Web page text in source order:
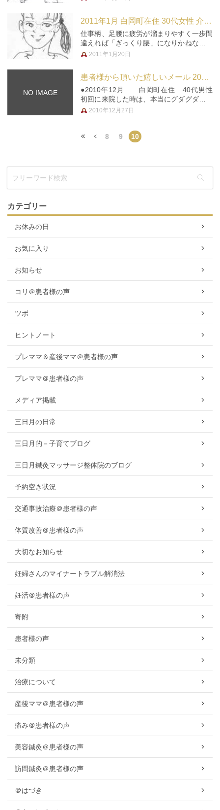
で体がおかしくなり、体は「ガチ…
2011年1月 白岡町在住 30代女性 介護福祉士
仕事柄、足腰に疲労が溜まりやすく一歩間
違えれば「ぎっくり腰」になりかねない状
況下、こちらにお世話になってからは、早
れて３，４ヶ月経ったころだった…
2011年1月20日
NO IMAGE
患者様から頂いた嬉しいメール 2010年
●2010年12月 白岡町在住 40代男性
初回に来院した時は、本当にグダグダだっ
たのですが、一回目の施術で粗本調子に回
身をみて貰ったのがよか…
2010年12月27日
« 先頭
8 9 10
カテゴリー
お休みの日
お気に入り
お知らせ
コリ＠患者様の声
ツボ
ヒントノート
プレママ＆産後ママ＠患者様の声
プレママ＠患者様の声
メディア掲載
三日月の日常
三日月的－子育てブログ
三日月鍼灸マッサージ整体院のブログ
予約空き状況
交通事故治療＠患者様の声
体質改善＠患者様の声
大切なお知らせ
妊婦さんのマイナートラブル解消法
妊活＠患者様の声
寄附
患者様の声
未分類
治療について
産後ママ＠患者様の声
痛み＠患者様の声
美容鍼灸＠患者様の声
訪問鍼灸＠患者様の声
＠はづき